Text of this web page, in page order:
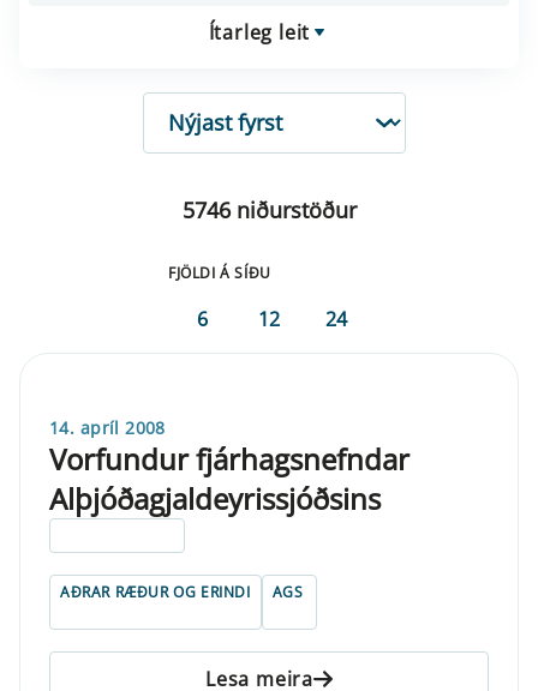
Ítarleg leit
RÖÐUN
5746 niðurstöður
FJÖLDI Á SÍÐU
6 12 24
14. apríl 2008
Vorfundur fjárhagsnefndar
Alþjóðagjaldeyrissjóðsins
AÐRAR RÆÐUR OG ERINDI AGS
Lesa meira